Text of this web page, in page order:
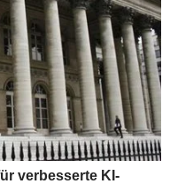
verbesserte KI-